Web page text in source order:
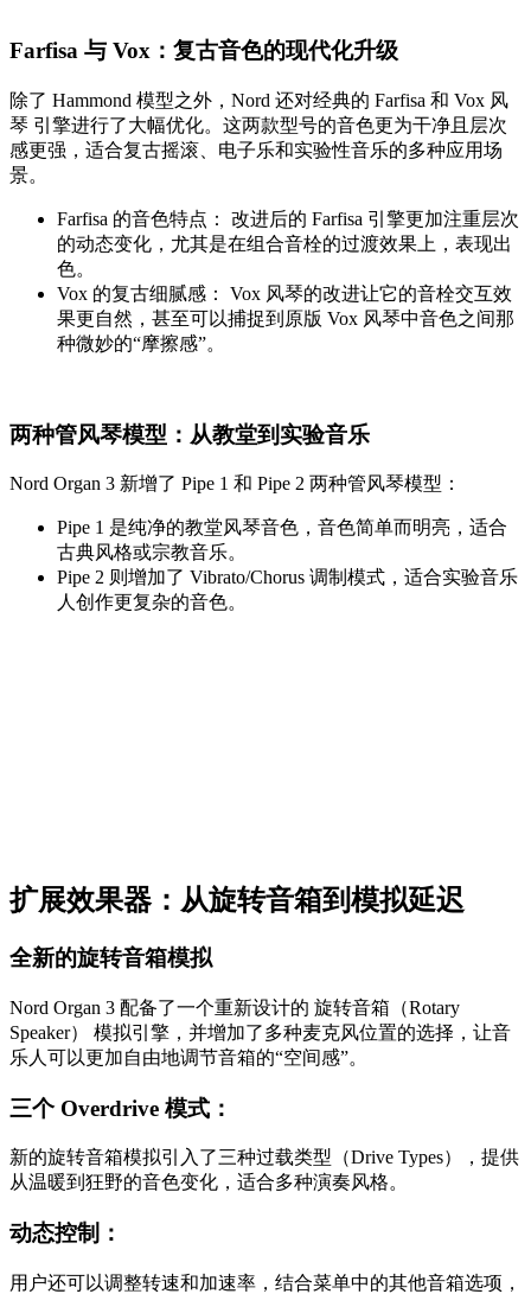
Farfisa 与 Vox：复古音色的现代化升级
除了 Hammond 模型之外，Nord 还对经典的 Farfisa 和 Vox 风
琴 引擎进行了大幅优化。这两款型号的音色更为干净且层次
感更强，适合复古摇滚、电子乐和实验性音乐的多种应用场
景。
Farfisa 的音色特点： 改进后的 Farfisa 引擎更加注重层次
的动态变化，尤其是在组合音栓的过渡效果上，表现出
色。
Vox 的复古细腻感： Vox 风琴的改进让它的音栓交互效
果更自然，甚至可以捕捉到原版 Vox 风琴中音色之间那
种微妙的“摩擦感”。
两种管风琴模型：从教堂到实验音乐
Nord Organ 3 新增了 Pipe 1 和 Pipe 2 两种管风琴模型：
Pipe 1 是纯净的教堂风琴音色，音色简单而明亮，适合
古典风格或宗教音乐。
Pipe 2 则增加了 Vibrato/Chorus 调制模式，适合实验音乐
人创作更复杂的音色。
扩展效果器：从旋转音箱到模拟延迟
全新的旋转音箱模拟
Nord Organ 3 配备了一个重新设计的 旋转音箱（Rotary
Speaker） 模拟引擎，并增加了多种麦克风位置的选择，让音
乐人可以更加自由地调节音箱的“空间感”。
三个 Overdrive 模式：
新的旋转音箱模拟引入了三种过载类型（Drive Types），提供
从温暖到狂野的音色变化，适合多种演奏风格。
动态控制：
用户还可以调整转速和加速率，结合菜单中的其他音箱选项，